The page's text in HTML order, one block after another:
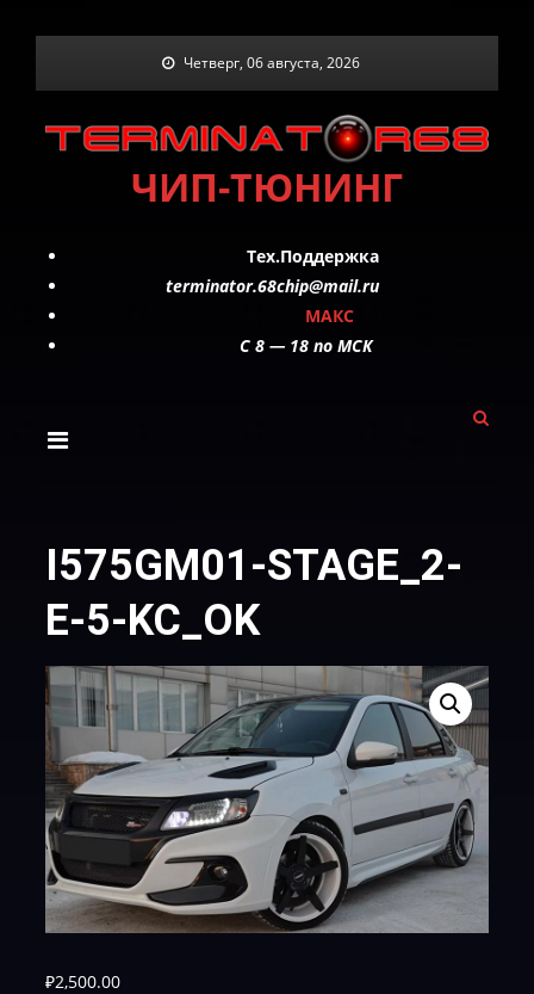
Четверг, 06 августа, 2026
ЧИП-ТЮНИНГ
Тех.Поддержка
terminator.68chip@mail.ru
МАКС
C 8 — 18 по МСК
I575GM01-STAGE_2-
E-5-KC_OK
₽2,500.00